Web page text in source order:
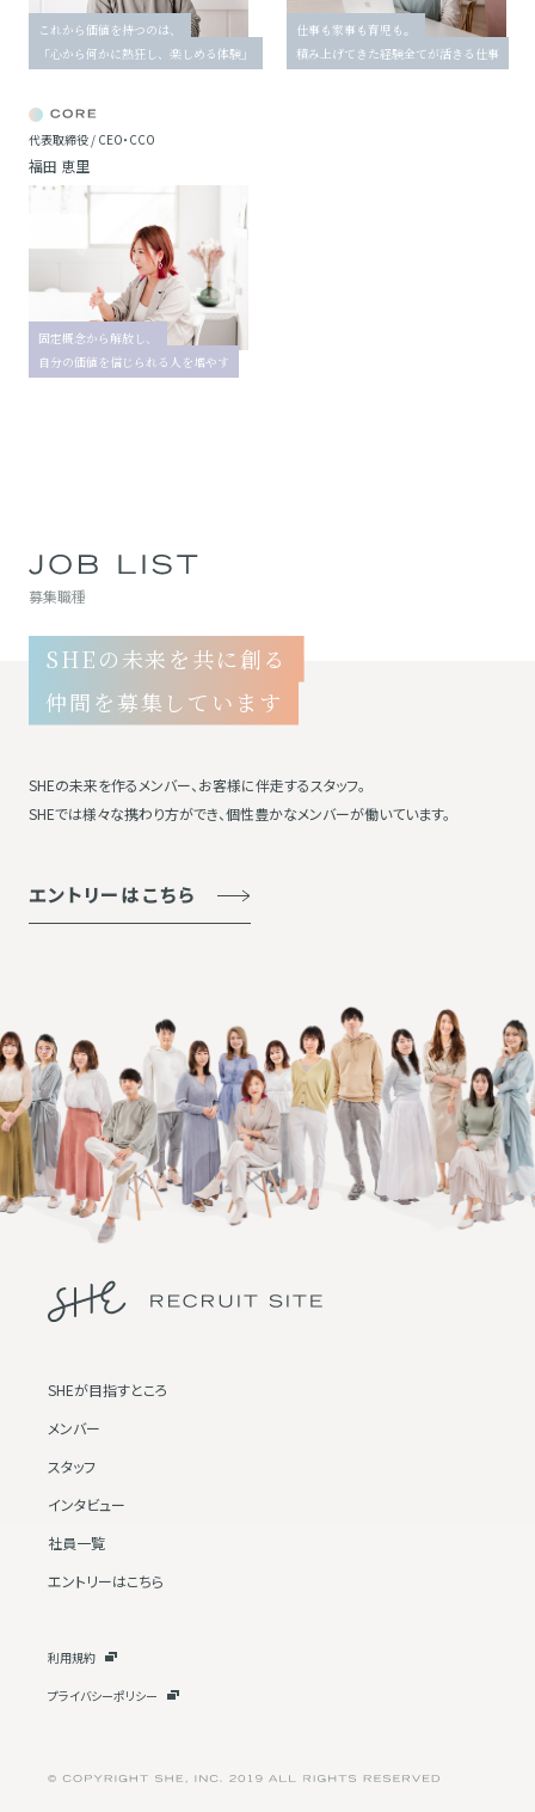
これから価値を持つのは、
「心から何かに熱狂し、楽しめる体験」
仕事も家事も育児も。
積み上げてきた経験全てが活きる仕事
代表取締役 / CEO・CCO
福田 恵里
固定概念から解放し、
自分の価値を信じられる人を増やす
募集職種
SHEの未来を共に創る
仲間を募集しています
SHEの未来を作るメンバー、お客様に伴走するスタッフ。
SHEでは様々な携わり方ができ、個性豊かなメンバーが働いています。
エントリーはこちら
SHEが目指すところ
メンバー
スタッフ
インタビュー
社員一覧
エントリーはこちら
利用規約
プライバシーポリシー